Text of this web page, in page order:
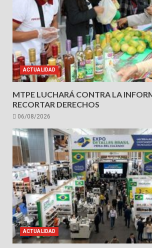
ACTUALIDAD
MTPE LUCHARÁ CONTRA LA
RECORTAR DERECHOS
06/08/2026
ACTUALIDAD